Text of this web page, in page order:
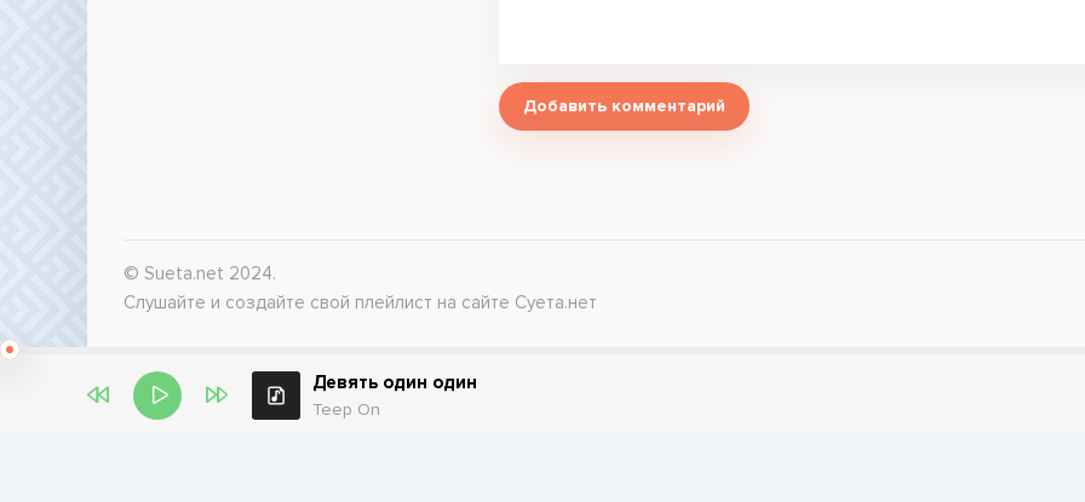
Добавить комментарий
© Sueta.net 2024.
Слушайте и создайте свой плейлист на сайте Суета.нет
Девять один один
Teep On